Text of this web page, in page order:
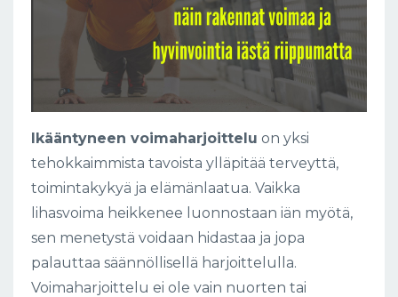
Ikääntyneen voimaharjoittelu on yksi
tehokkaimmista tavoista ylläpitää terveyttä,
toimintakykyä ja elämänlaatua. Vaikka
lihasvoima heikkenee luonnostaan iän myötä,
sen menetystä voidaan hidastaa ja jopa
palauttaa säännöllisellä harjoittelulla.
Voimaharjoittelu ei ole vain nuorten tai